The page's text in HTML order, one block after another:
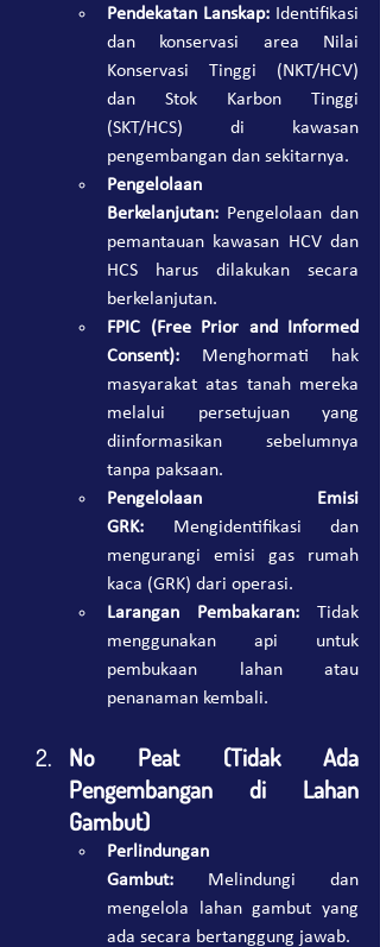
Pendekatan Lanskap: Identifikasi
dan konservasi area Nilai
Konservasi Tinggi (NKT/HCV)
dan Stok Karbon Tinggi
(SKT/HCS) di kawasan
pengembangan dan sekitarnya.
Pengelolaan
Berkelanjutan: Pengelolaan dan
pemantauan kawasan HCV dan
HCS harus dilakukan secara
berkelanjutan.
FPIC (Free Prior and Informed
Consent): Menghormati hak
masyarakat atas tanah mereka
melalui persetujuan yang
diinformasikan sebelumnya
tanpa paksaan.
Pengelolaan Emisi
GRK: Mengidentifikasi dan
mengurangi emisi gas rumah
kaca (GRK) dari operasi.
Larangan Pembakaran: Tidak
menggunakan api untuk
pembukaan lahan atau
penanaman kembali.
No Peat (Tidak Ada
Pengembangan di Lahan
Gambut)
Perlindungan
Gambut: Melindungi dan
mengelola lahan gambut yang
ada secara bertanggung jawab.